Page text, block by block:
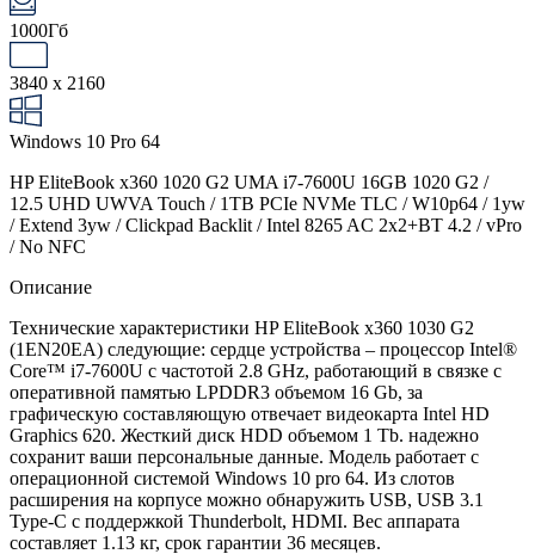
1000Гб
3840 x 2160
Windows 10 Pro 64
HP EliteBook x360 1020 G2 UMA i7-7600U 16GB 1020 G2 /
12.5 UHD UWVA Touch / 1TB PCIe NVMe TLC / W10p64 / 1yw
/ Extend 3yw / Clickpad Backlit / Intel 8265 AC 2x2+BT 4.2 / vPro
/ No NFC
Описание
Технические характеристики HP EliteBook x360 1030 G2
(1EN20EA) следующие: сердце устройства – процессор Intel®
Core™ i7-7600U с частотой 2.8 GHz, работающий в связке с
оперативной памятью LPDDR3 объемом 16 Gb, за
графическую составляющую отвечает видеокарта Intel HD
Graphics 620. Жесткий диск HDD объемом 1 Tb. надежно
сохранит ваши персональные данные. Модель работает с
операционной системой Windows 10 pro 64. Из слотов
расширения на корпусе можно обнаружить USB, USB 3.1
Type-C с поддержкой Thunderbolt, HDMI. Вес аппарата
составляет 1.13 кг, срок гарантии 36 месяцев.